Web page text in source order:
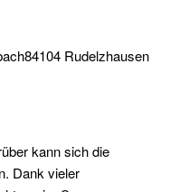
84104 Rudelzhausen
kann sich die
Dank vieler